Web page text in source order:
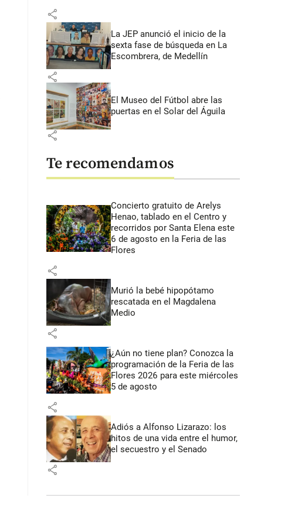
share
La JEP anunció el inicio de la
sexta fase de búsqueda en La
Escombrera, de Medellín
share
El Museo del Fútbol abre las
puertas en el Solar del Águila
share
Te recomendamos
Concierto gratuito de Arelys
Henao, tablado en el Centro y
recorridos por Santa Elena este
6 de agosto en la Feria de las
Flores
share
Murió la bebé hipopótamo
rescatada en el Magdalena
Medio
share
¿Aún no tiene plan? Conozca la
programación de la Feria de las
Flores 2026 para este miércoles
5 de agosto
share
Adiós a Alfonso Lizarazo: los
hitos de una vida entre el humor,
el secuestro y el Senado
share